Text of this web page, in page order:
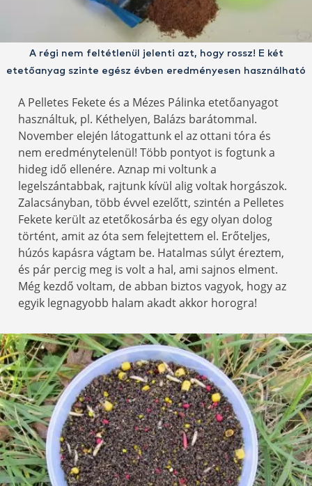
A régi nem feltétlenül jelenti azt, hogy rossz! E két
etetőanyag szinte egész évben eredményesen használható
A Pelletes Fekete és a Mézes Pálinka etetőanyagot
használtuk, pl. Kéthelyen, Balázs barátommal.
November elején látogattunk el az ottani tóra és
nem eredménytelenül! Több pontyot is fogtunk a
hideg idő ellenére. Aznap mi voltunk a
legelszántabbak, rajtunk kívül alig voltak horgászok.
Zalacsányban, több évvel ezelőtt, szintén a Pelletes
Fekete került az etetőkosárba és egy olyan dolog
történt, amit az óta sem felejtettem el. Erőteljes,
húzós kapásra vágtam be. Hatalmas súlyt éreztem,
és pár percig meg is volt a hal, ami sajnos elment.
Még kezdő voltam, de abban biztos vagyok, hogy az
egyik legnagyobb halam akadt akkor horogra!